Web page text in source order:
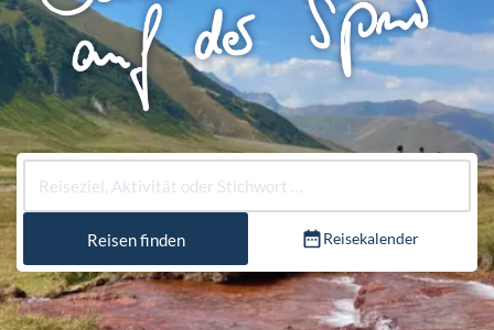
Reisen finden Reisekalender